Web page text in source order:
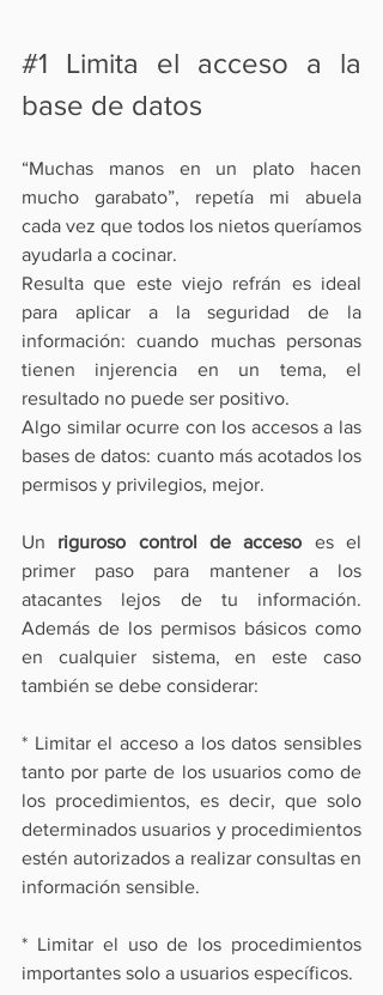
#1 Limita el acceso a la
base de datos
“Muchas manos en un plato hacen
mucho garabato”, repetía mi abuela
cada vez que todos los nietos queríamos
ayudarla a cocinar.
Resulta que este viejo refrán es ideal
para aplicar a la seguridad de la
información: cuando muchas personas
tienen injerencia en un tema, el
resultado no puede ser positivo.
Algo similar ocurre con los accesos a las
bases de datos: cuanto más acotados los
permisos y privilegios, mejor.
Un riguroso control de acceso es el
primer paso para mantener a los
atacantes lejos de tu información.
Además de los permisos básicos como
en cualquier sistema, en este caso
también se debe considerar:
* Limitar el acceso a los datos sensibles
tanto por parte de los usuarios como de
los procedimientos, es decir, que solo
determinados usuarios y procedimientos
estén autorizados a realizar consultas en
información sensible.
* Limitar el uso de los procedimientos
importantes solo a usuarios específicos.